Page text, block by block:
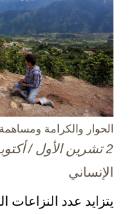
الحوار والكرامة
2 تشرين الأول / أكتوبر، 2025
الإنساني
يتزايد عدد